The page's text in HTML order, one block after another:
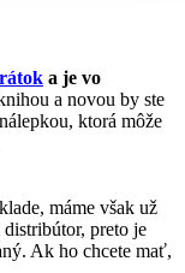
a je vo
a novou by ste
ktorá môže
máme však už
preto je
Ak ho chcete mať,